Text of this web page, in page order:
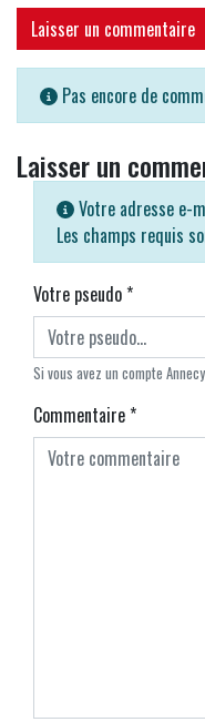
Laisser un commentaire
Pas encore de
Laisser un
Votre adresse e-
Les champs requis
Votre pseudo*
Si vous avez un compte
Commentaire*